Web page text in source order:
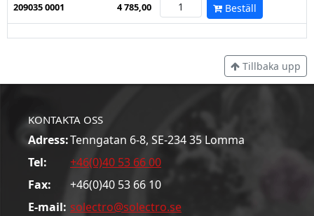
209035 0001 4 785,00 Beställ
Tillbaka upp
KONTAKTA OSS
Adress:Tenngatan 6-8, SE-234 35 Lomma
Tel:
+46(0)40 53 66 00
Fax:
+46(0)40 53 66 10
E-mail: solectro@solectro.se